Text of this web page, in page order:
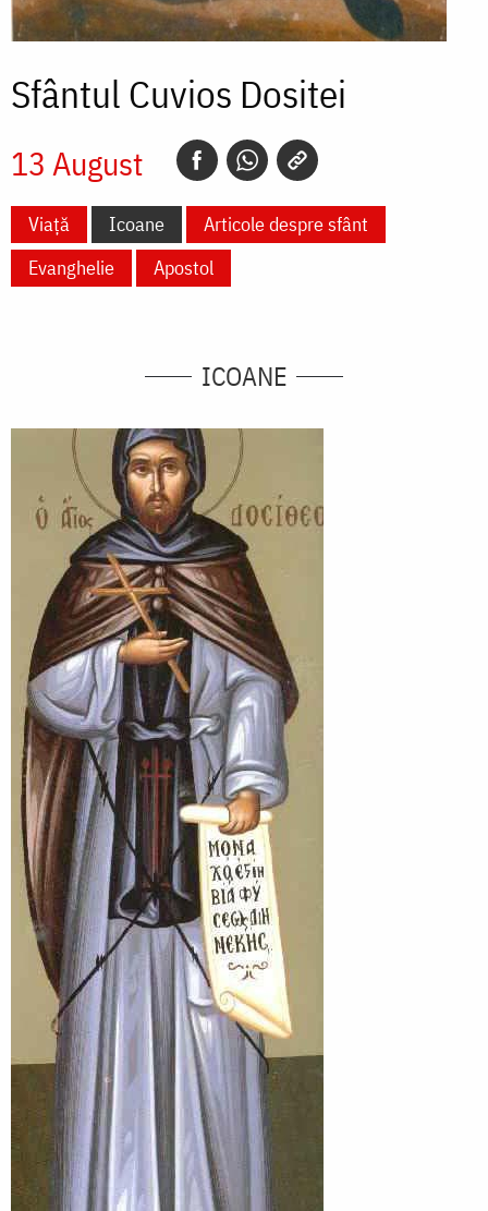
Sfântul Cuvios Dositei
13 August
Viață Icoane
Articole despre sfânt
Evanghelie
Apostol
ICOANE